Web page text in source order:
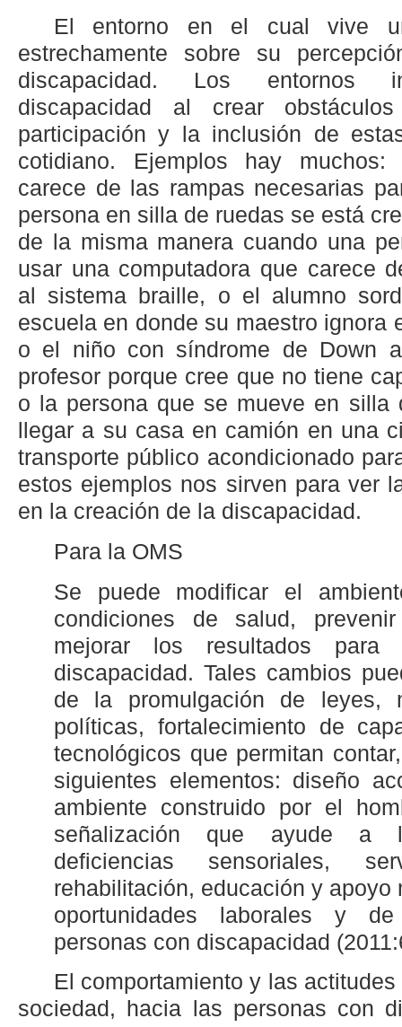
El entorno en el cual vive
estrechamente sobre su
discapacidad. Los entornos
discapacidad al crear
participación y la inclusión de
cotidiano. Ejemplos hay
carece de las rampas necesarias
persona en silla de ruedas se está
de la misma manera cuando una
usar una computadora que carece
al sistema braille, o el alumno
escuela en donde su maestro ignora
o el niño con síndrome de Down
profesor porque cree que no tiene
o la persona que se mueve en silla
llegar a su casa en camión en una
transporte público acondicionado
estos ejemplos nos sirven para ver
en la creación de la discapacidad.
Para la OMS
Se puede modificar el
condiciones de salud,
mejorar los resultados para
discapacidad. Tales cambios
de la promulgación de leyes,
políticas, fortalecimiento de
tecnológicos que permitan
siguientes elementos: diseño
ambiente construido por el
señalización que ayude a
deficiencias sensoriales,
rehabilitación, educación y apoyo
oportunidades laborales y
personas con discapacidad
El comportamiento y las
sociedad, hacia las personas con